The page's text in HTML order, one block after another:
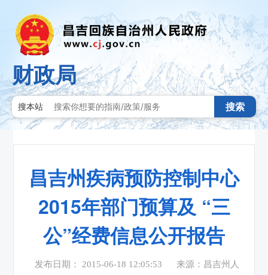
财政局
搜本站 搜索
昌吉州疾病预防控制中心
2015年部门预算及 “三
公”经费信息公开报告
发布日期： 2015-06-18 12:05:53
来源：昌吉州人